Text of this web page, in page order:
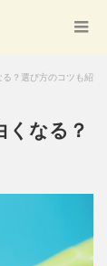
？選び方のコツも紹
くなる？